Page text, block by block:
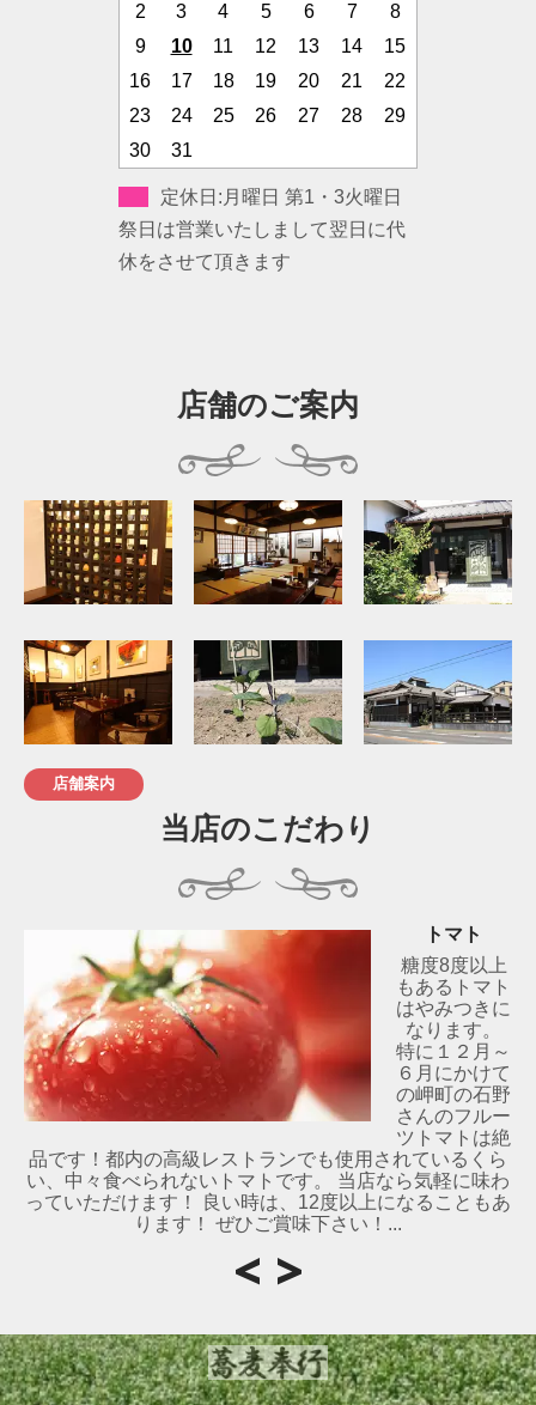
2
3 4 5 6 7
8
9
10 11 12 13 14
15
16
17 18 19 20 21
22
23
24 25 26 27 28
29
30
31
定休日:月曜日 第1・3火曜日
祭日は営業いたしまして翌日に代
休をさせて頂きます
店舗のご案内
店舗案内
当店のこだわり
トマト
糖度8度以上
もあるトマト
はやみつきに
なります。
特に１２月～
６月にかけて
の岬町の石野
さんのフルー
ツトマトは絶
品です！都内の高級レストランでも使用されているくら
い、中々食べられないトマトです。 当店なら気軽に味わ
っていただけます！ 良い時は、12度以上になることもあ
ります！ ぜひご賞味下さい！...